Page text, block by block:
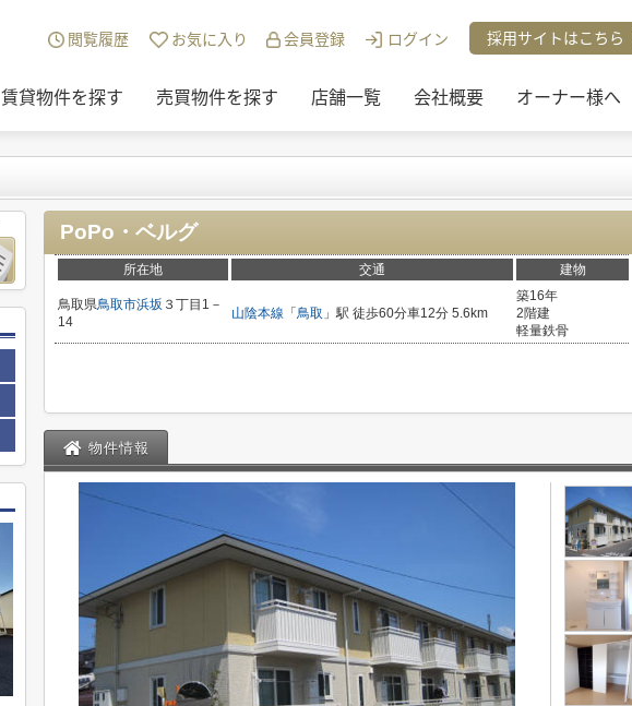
閲覧履歴 お気に入り 会員登録 ログイン 採用サイトはこちら
賃貸物件を探す 売買物件を探す 店舗一覧 会社概要 オーナー様へ
PoPo・ベルグ
所在地 交通 建物
鳥取県鳥取市浜坂 ３丁目1－
14
山陰本線 「 鳥取 」駅 徒歩60分車12分 5.6km
築16年
2階建
軽量鉄骨
物件情報